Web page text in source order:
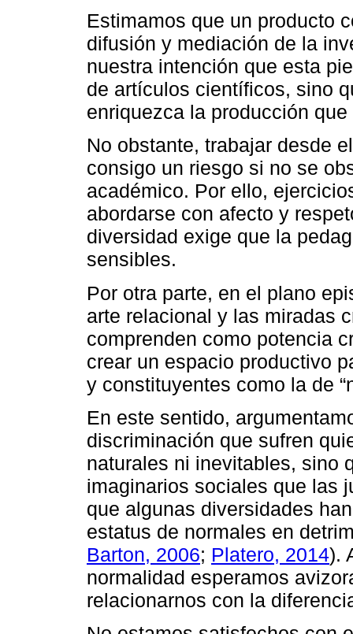
Estimamos que un producto
difusión y mediación de la
nuestra intención que esta
de artículos científicos, sino
enriquezca la producción
No obstante, trabajar desde
consigo un riesgo si no se
académico. Por ello,
abordarse con afecto y
diversidad exige que la
sensibles.
Por otra parte, en el plano
arte relacional y las miradas
comprenden como potencia
crear un espacio productivo
y constituyentes como la de
En este sentido,
discriminación que sufren
naturales ni inevitables, sino
imaginarios sociales que las
que algunas diversidades
estatus de normales en
Barton, 2006; Platero, 2014).
normalidad esperamos
relacionarnos con la